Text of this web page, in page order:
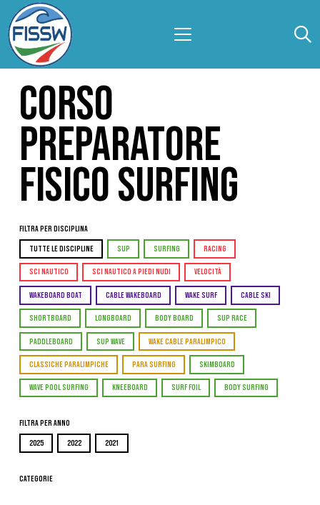
CORSO
PREPARATORE
FISICO SURFING
Filtra per Disciplina
TUTTE LE DISCIPLINE SUP SURFING RACING
SCI NAUTICO SCI NAUTICO A PIEDI NUDI VELOCITÀ
WAKEBOARD BOAT CABLE WAKEBOARD WAKE SURF CABLE SKI
SHORTBOARD LONGBOARD BODY BOARD SUP RACE
PADDLEBOARD SUP WAVE WAKE CABLE PARALIMPICO
CLASSICHE PARALIMPICHE PARA SURFING SKIMBOARD
WAVE POOL SURFING KNEEBOARD SURF FOIL BODY SURFING
Filtra per Anno
2025 2022 2021
Categorie